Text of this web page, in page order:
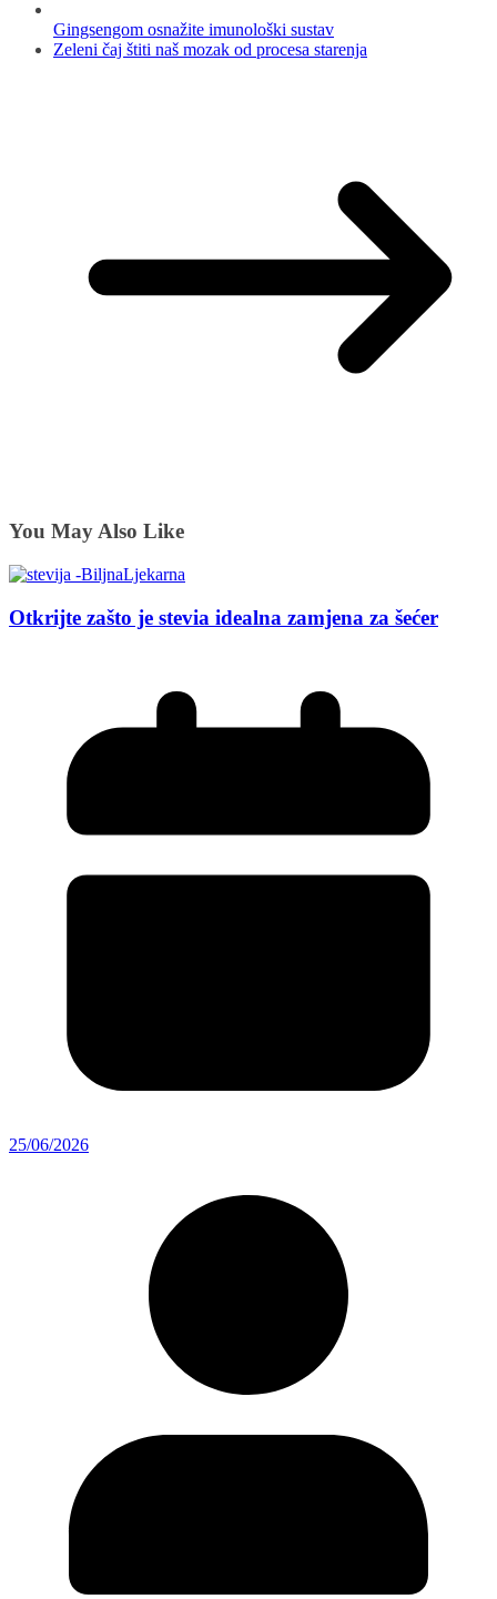
Gingsengom osnažite imunološki sustav
Zeleni čaj štiti naš mozak od procesa starenja
You May Also Like
Otkrijte zašto je stevia idealna zamjena za šećer
25/06/2026